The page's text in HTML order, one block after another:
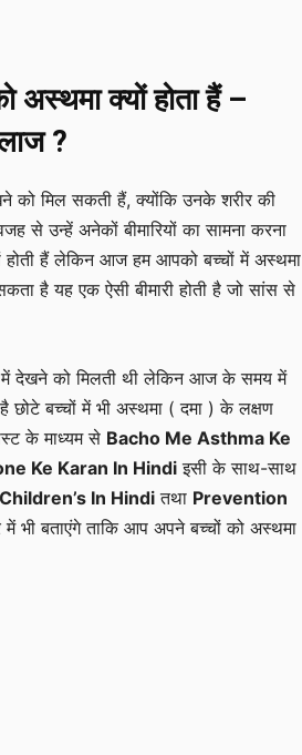
अस्थमा क्यों होता हैं –
?
को मिल सकती हैं, क्योंकि उनके शरीर की
से उन्हें अनेकों बीमारियों का सामना करना
होती हैं लेकिन आज हम आपको बच्चों में अस्थमा
है यह एक ऐसी बीमारी होती है जो सांस से
में देखने को मिलती थी लेकिन आज के समय में
छोटे बच्चों में भी अस्थमा ( दमा ) के लक्षण
के माध्यम से Bacho Me Asthma Ke
Ke Karan In Hindi इसी के साथ-साथ
In Hindi तथा Prevention
में भी बताएंगे ताकि आप अपने बच्चों को अस्थमा